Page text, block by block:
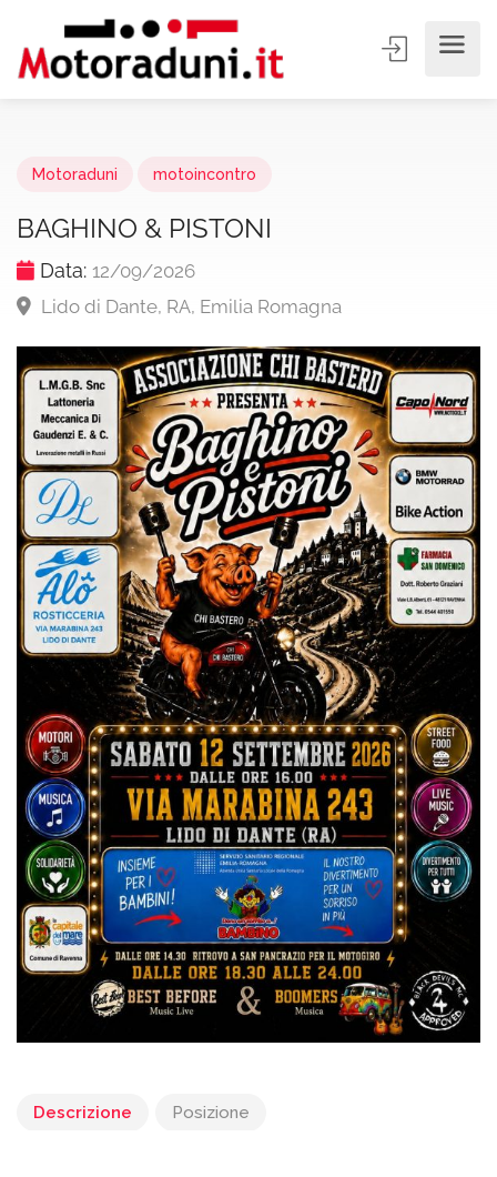
Motoraduni motoincontro
BAGHINO & PISTONI
Data: 12/09/2026
Lido di Dante, RA, Emilia Romagna
Descrizione Posizione